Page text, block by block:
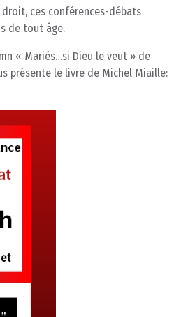
ces conférences-débats
de tout âge.
« Mariés…si Dieu le veut » de
présente le livre de Michel Miaille: